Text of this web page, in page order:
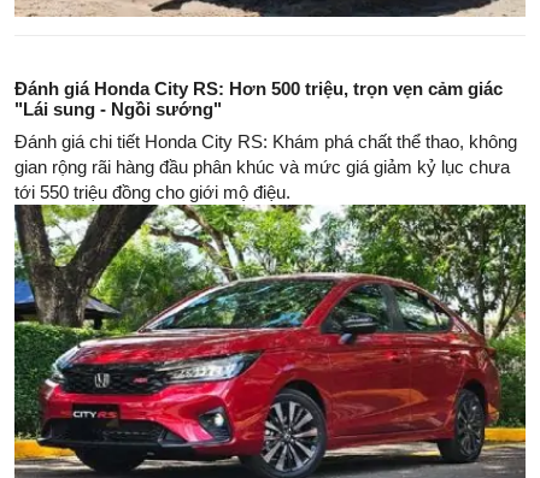
Đánh giá Honda City RS: Hơn 500 triệu, trọn vẹn cảm giác
"Lái sung - Ngồi sướng"
Đánh giá chi tiết Honda City RS: Khám phá chất thể thao, không
gian rộng rãi hàng đầu phân khúc và mức giá giảm kỷ lục chưa
tới 550 triệu đồng cho giới mộ điệu.